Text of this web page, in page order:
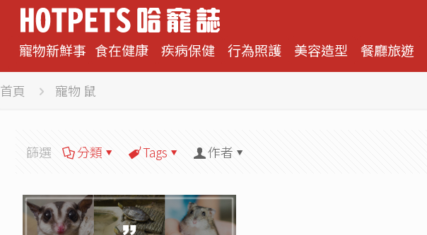
寵物新鮮事 食在健康 疾病保健 行為照護 美容造型 餐廳旅遊
首頁 寵物 鼠
篩選 分類 Tags 作者